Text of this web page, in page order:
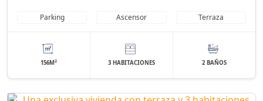
Parking Ascensor Terraza
156M2 3 HABITACIONES 2 BAÑOS